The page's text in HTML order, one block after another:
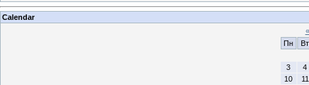
Calendar
«
Пн
Вт
3
4
10
11